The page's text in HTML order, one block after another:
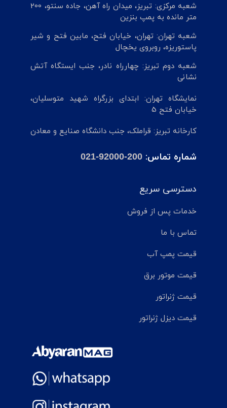
شعبه مرکزی: تبریز، میدان راه آهن، جاده سنتو، 200
متر مانده به پمپ بنزین
شعبه تهران: تهران، خیابان فتح، مابین فتح و شیر
پاستوریزه، روبروی یخچال
شعبه دوم تبریز: چهارراه نادر، جنب ایستگاه آتش
نشانی
نمایشگاه تهران: ابتدای بزرگراه شهید متوسلیان،
خیابان فتح 5
کارخانه تبریز: قراملک، جنب دانشگاه صنایع و معادن
شماره تماس: 021-92000-200
دسترسی سریع
خدمات پس از فروش
تماس با ما
قیمت پمپ آب
قیمت موتور برق
قیمت ژنراتور
قیمت دیزل ژنراتور